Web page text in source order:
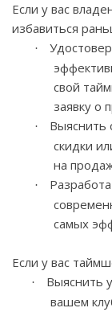
Если у вас
избавиться
·
свой
заявку о
·
Выяснить
скидки
на
·
самых
Если у вас
·
Выяснить
вашем